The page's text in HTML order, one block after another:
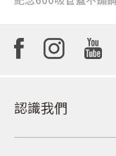
認識我們